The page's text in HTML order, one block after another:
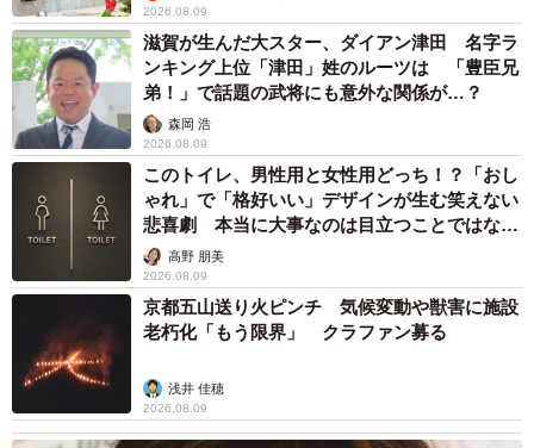
2026.08.09
滋賀が生んだ大スター、ダイアン津田 名字ラ
ンキング上位「津田」姓のルーツは 「豊臣兄
弟！」で話題の武将にも意外な関係が…？
森岡 浩
2026.08.09
このトイレ、男性用と女性用どっち！？「おし
ゃれ」で「格好いい」デザインが生む笑えない
悲喜劇 本当に大事なのは目立つことではな
く…高野 朋美
2026.08.09
京都五山送り火ピンチ 気候変動や獣害に施設
老朽化「もう限界」 クラファン募る
浅井 佳穂
2026.08.09